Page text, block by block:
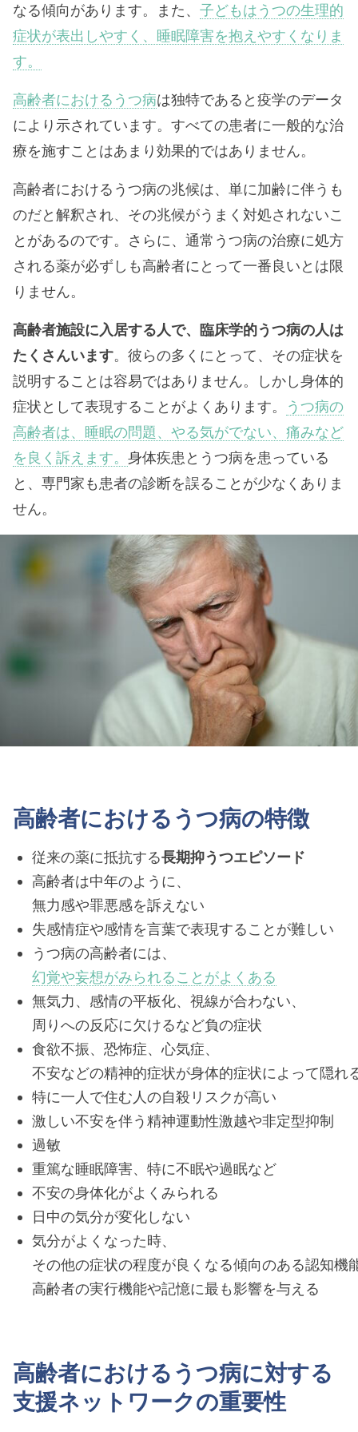
なる傾向があります。また、 子どもはうつの生理的
症状が表出しやすく、睡眠障害を抱えやすくなりま
す。
高齢者におけるうつ病は独特であると疫学のデータ
により示されています。すべての患者に一般的な治
療を施すことはあまり効果的ではありません。
高齢者におけるうつ病の兆候は、単に加齢に伴うも
のだと解釈され、その兆候がうまく対処されないこ
とがあるのです。さらに、通常うつ病の治療に処方
される薬が必ずしも高齢者にとって一番良いとは限
りません。
高齢者施設に入居する人で、臨床学的うつ病の人は
たくさんいます。彼らの多くにとって、その症状を
説明することは容易ではありません。しかし身体的
症状として表現することがよくあります。
うつ病の
高齢者は、睡眠の問題、やる気がでない、痛みなど
を良く訴えます。 身体疾患とうつ病を患っている
と、専門家も患者の診断を誤ることが少なくありま
せん。
高齢者におけるうつ病の特徴
従来の薬に抵抗する長期抑うつエピソード
高齢者は中年のように、
無力感や罪悪感を訴えない
失感情症や感情を言葉で表現することが難しい
うつ病の高齢者には、
幻覚や妄想がみられることがよくある
無気力、感情の平板化、視線が合わない、
周りへの反応に欠けるなど負の症状
食欲不振、恐怖症、心気症、
不安などの精神的症状が身体的症状によって隠れ
特に一人で住む人の自殺リスクが高い
激しい不安を伴う精神運動性激越や非定型抑制
過敏
重篤な睡眠障害、特に不眠や過眠など
不安の身体化がよくみられる
日中の気分が変化しない
気分がよくなった時、
その他の症状の程度が良くなる傾向のある認知機
高齢者の実行機能や記憶に最も影響を与える
高齢者におけるうつ病に対する
支援ネットワークの重要性